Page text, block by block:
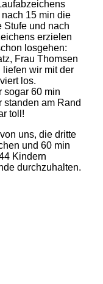
15 min die
Stufe und nach
erzielen
losgehen:
Frau Thomsen
wir mit der
los.
sogar 60 min
standen am Rand
toll!
uns, die dritte
und 60 min
Kindern
durchzuhalten.